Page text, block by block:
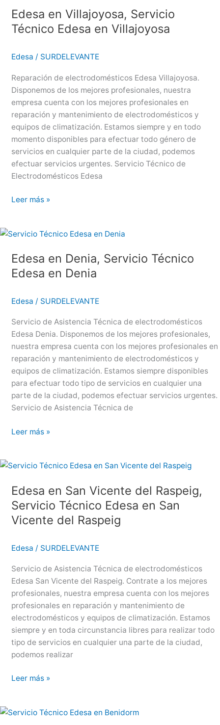
Técnico
Edesa
Santa
Edesa en Villajoyosa, Servicio
Técnico Edesa en Villajoyosa
Edesa / SURDELEVANTE
Reparación de electrodomésticos Edesa Villajoyosa.
Disponemos de los mejores profesionales, nuestra
empresa cuenta con los mejores profesionales en
reparación y mantenimiento de electrodomésticos y
equipos de climatización. Estamos siempre y en todo
momento disponibles para efectuar todo género de
servicios en cualquier parte de la ciudad, podemos
efectuar servicios urgentes. Servicio Técnico de
Electrodomésticos Edesa
Edesa
Servicio
Edesa
en
Leer más »
Edesa en Denia, Servicio Técnico
Edesa en Denia
Edesa / SURDELEVANTE
Servicio de Asistencia Técnica de electrodomésticos
Edesa Denia. Disponemos de los mejores profesionales,
nuestra empresa cuenta con los mejores profesionales en
reparación y mantenimiento de electrodomésticos y
equipos de climatización. Estamos siempre disponibles
para efectuar todo tipo de servicios en cualquier una
parte de la ciudad, podemos efectuar servicios urgentes.
Servicio de Asistencia Técnica de
Edesa
Servicio
Edesa
en
Denia
Leer más »
Edesa en San Vicente del Raspeig,
Servicio Técnico Edesa en San
Vicente del Raspeig
Edesa / SURDELEVANTE
Servicio de Asistencia Técnica de electrodomésticos
Edesa San Vicente del Raspeig. Contrate a los mejores
profesionales, nuestra empresa cuenta con los mejores
profesionales en reparación y mantenimiento de
electrodomésticos y equipos de climatización. Estamos
siempre y en toda circunstancia libres para realizar todo
tipo de servicios en cualquier una parte de la ciudad,
podemos realizar
Edesa
Vicente
Leer más »